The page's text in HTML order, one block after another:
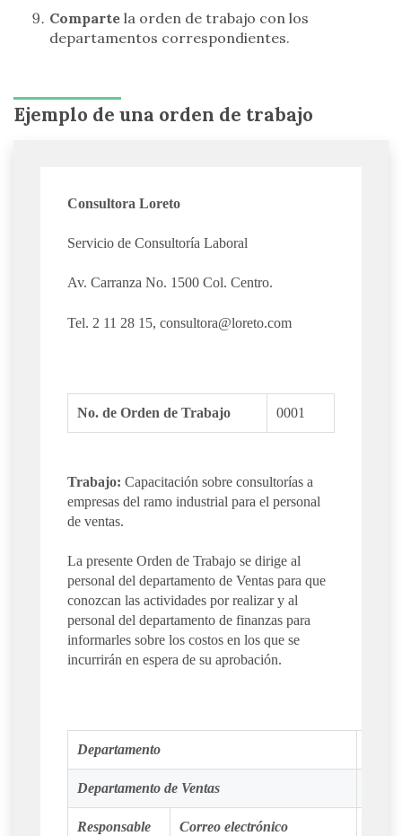
Comparte la orden de trabajo con los
departamentos correspondientes.
Ejemplo de una orden de trabajo
Consultora Loreto
Servicio de Consultoría Laboral
Av. Carranza No. 1500 Col. Centro.
Tel. 2 11 28 15, consultora@loreto.com
No. de Orden de Trabajo 0001
Trabajo: Capacitación sobre consultorías a
empresas del ramo industrial para el personal
de ventas.
La presente Orden de Trabajo se dirige al
personal del departamento de Ventas para que
conozcan las actividades por realizar y al
personal del departamento de finanzas para
informarles sobre los costos en los que se
incurrirán en espera de su aprobación.
Departamento
Departamento de Ventas
Responsable Correo electrónico